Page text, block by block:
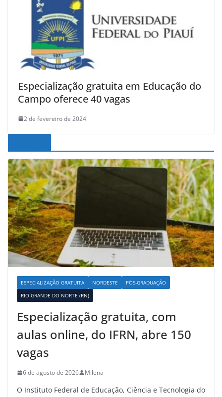
Especialização gratuita em Educação do
Campo oferece 40 vagas
2 de fevereiro de 2024
ESPECIALIZAÇÃO GRATUITA NORDESTE
PÓS-GRADUAÇÃO
RIO GRANDE DO NORTE (RN)
Especialização gratuita, com
aulas online, do IFRN, abre 150
vagas
6 de agosto de 2026 Milena
O Instituto Federal de Educação, Ciência e Tecnologia do